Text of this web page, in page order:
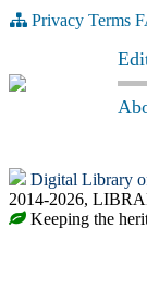
Privacy Terms
Digital Library
2014-2026,
Keeping the